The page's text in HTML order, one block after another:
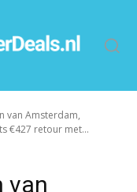
van Amsterdam,
€427 retour met...
van